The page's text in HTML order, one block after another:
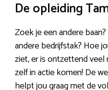
De opleiding
Zoek je een andere
andere bedrijfstak? Hoe
ziet, er is ontzettend
zelf in actie komen! De
helpt jou graag met de